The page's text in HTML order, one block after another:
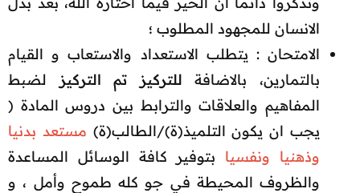
الانسان للمجهود المطلوب ؛​
الامتحان : يتطلب الاستعداد والاستعاب و القيام
بالتمارين، بالاضافة للتركيز تم التركيز
لضبط
المفاهيم والعلاقات والترابط بين دروس المادة (
يجب ان يكون التلميذ(ة)/الطالب(ة) مستعد بدنيا
وذهنيا ونفسيا بتوفير كافة الوسائل المساعدة
والظروف المحيطة في جو كله طموح وأمل ، و